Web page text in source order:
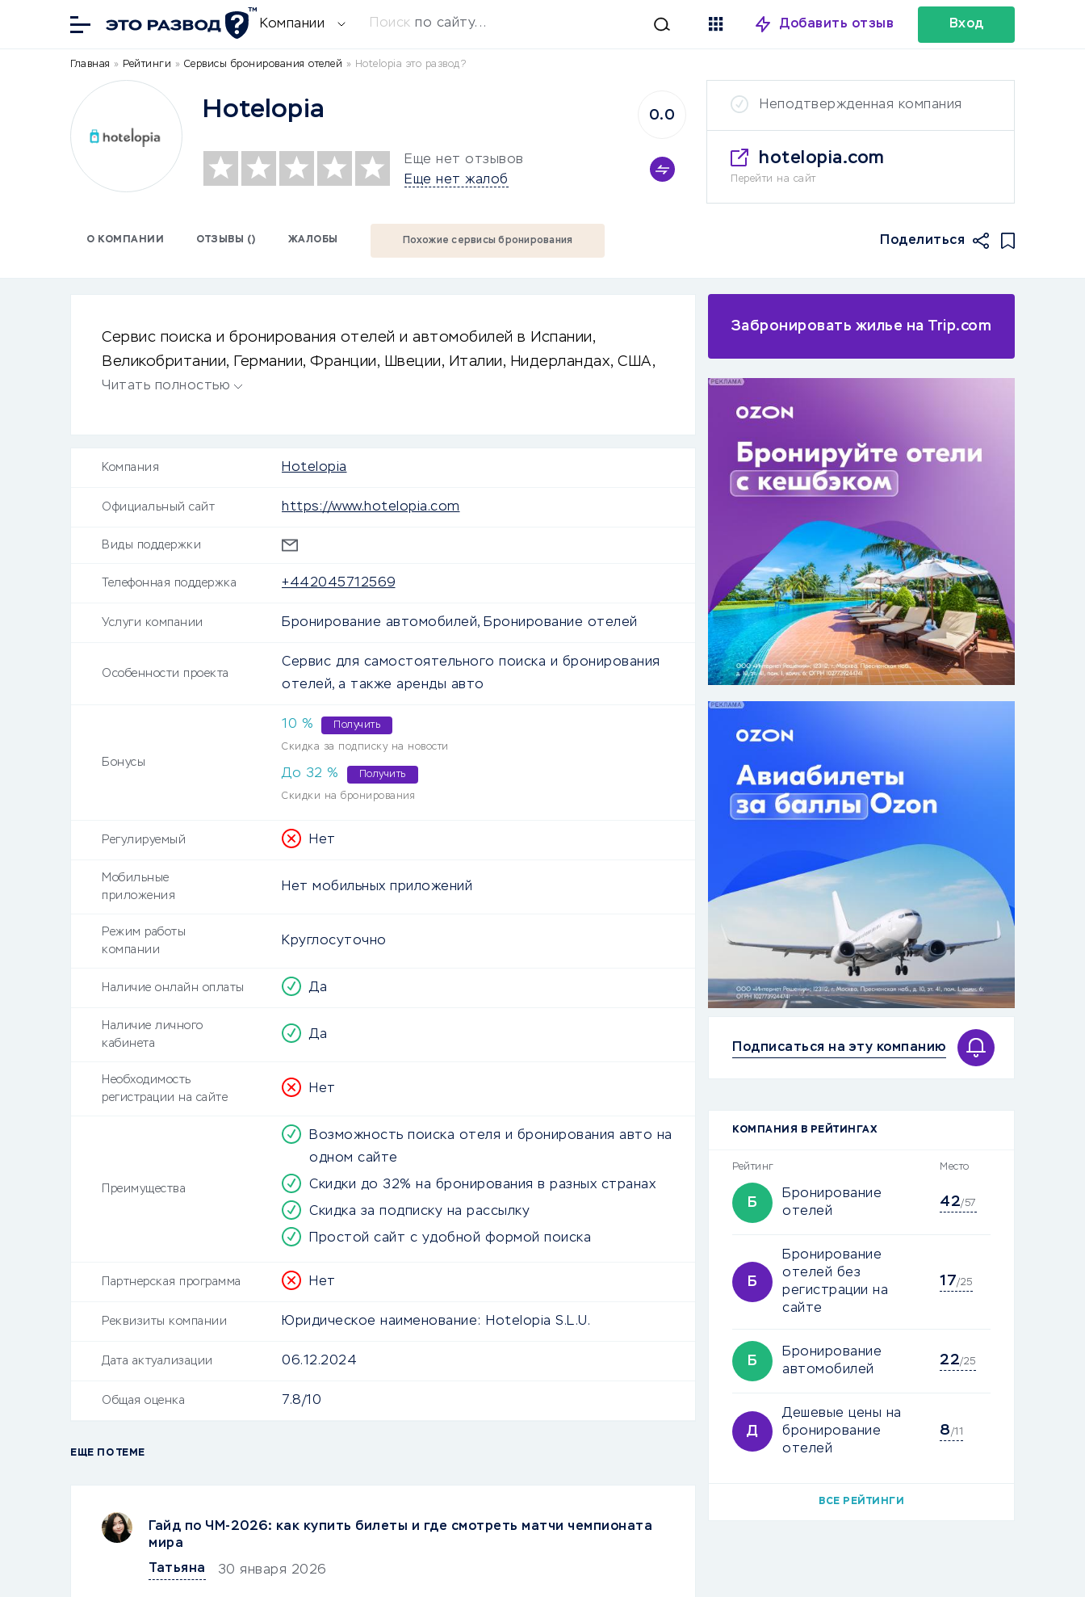
Компании Поиск по сайту... Добавить отзыв Вход
Главная » Рейтинги » Сервисы бронирования отелей » Hotelopia это развод?
Hotelopia
Еще нет отзывов
Еще нет жалоб
0.0
Неподтвержденная компания
hotelopia.com
Перейти на сайт
О КОМПАНИИ ОТЗЫВЫ () ЖАЛОБЫ Похожие сервисы бронирования Поделиться
Сервис поиска и бронирования отелей и автомобилей в Испании,
Великобритании, Германии, Франции, Швеции, Италии, Нидерландах, США,
Ирландии. Регулярные скидки, простая форма поиска.
Читать полностью
Компания Hotelopia
Официальный сайт https://www.hotelopia.com
Виды поддержки
Телефонная поддержка +442045712569
Услуги компании Бронирование автомобилей, Бронирование отелей
Особенности проекта
Сервис для самостоятельного поиска и бронирования
отелей, а также аренды авто
Бонусы
10 % Получить
Скидка за подписку на новости
До 32 % Получить
Скидки на бронирования
Регулируемый Нет
Мобильные
приложения
Нет мобильных приложений
Режим работы
компании
Круглосуточно
Наличие онлайн оплаты Да
Наличие личного
кабинета
Да
Необходимость
регистрации на сайте
Нет
Преимущества
Возможность поиска отеля и бронирования авто на
одном сайте
Скидки до 32% на бронирования в разных странах
Скидка за подписку на рассылку
Простой сайт с удобной формой поиска
Партнерская программа Нет
Реквизиты компании Юридическое наименование: Hotelopia S.L.U.
Дата актуализации 06.12.2024
Общая оценка 7.8/10
ЕЩЕ ПО ТЕМЕ
Гайд по ЧМ-2026: как купить билеты и где смотреть матчи чемпионата
мира
Татьяна
30 января 2026
Забронировать жилье на Trip.com
Подписаться на эту компанию
КОМПАНИЯ В РЕЙТИНГАХ
Рейтинг Место
Б
Бронирование
отелей
42/57
Б
Бронирование
отелей без
регистрации на
сайте
17/25
Б
Бронирование
автомобилей
22/25
Д
Дешевые цены на
бронирование
отелей
8/11
ВСЕ РЕЙТИНГИ